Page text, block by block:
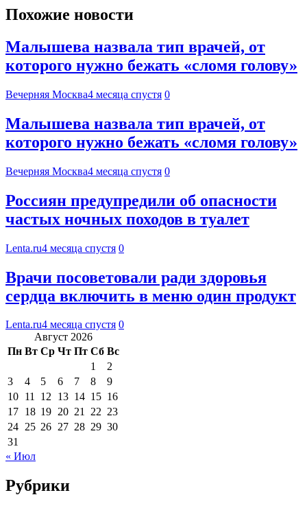
Похожие новости
Малышева назвала тип врачей, от
которого нужно бежать «сломя голову»
Вечерняя Москва4 месяца спустя 0
Малышева назвала тип врачей, от
которого нужно бежать «сломя голову»
Вечерняя Москва4 месяца спустя 0
Россиян предупредили об опасности
частых ночных походов в туалет
Lenta.ru4 месяца спустя 0
Врачи посоветовали ради здоровья
сердца включить в меню один продукт
Lenta.ru4 месяца спустя 0
Август 2026
Пн Вт Ср Чт Пт Сб Вс
1
2
3
4 5 6 7 8
9
10 11 12 13 14 15 16
17 18 19 20 21 22 23
24 25 26 27 28 29 30
31
« Июл
Рубрики